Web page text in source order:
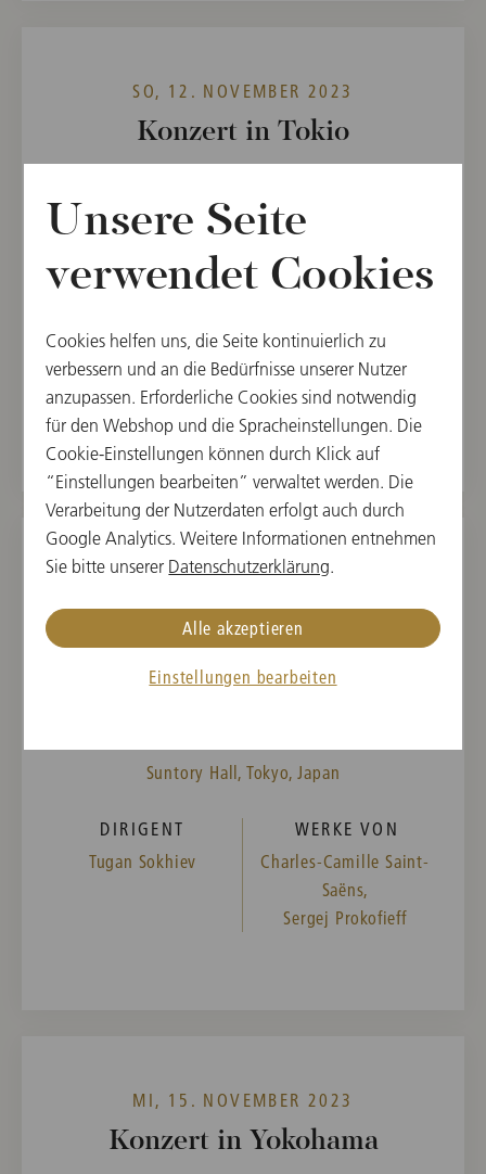
SO, 12. NOVEMBER 2023
Konzert in Tokio
2023
Suntory Hall, Tokyo, Japan
DIRIGENT
Tugan Sokhiev
WERKE VON
Richard Strauss,
Johannes Brahms
DI, 14. NOVEMBER 2023
Konzert in Tokio
WIENER PHILHARMONIKER WEEK IN JAPAN
2023
Suntory Hall, Tokyo, Japan
DIRIGENT
Tugan Sokhiev
WERKE VON
Charles-Camille Saint-
Saëns,
Sergej Prokofieff
MI, 15. NOVEMBER 2023
Konzert in Yokohama
Unsere Seite
verwendet Cookies
Cookies helfen uns, die Seite kontinuierlich zu
verbessern und an die Bedürfnisse unserer Nutzer
anzupassen. Erforderliche Cookies sind notwendig
für den Webshop und die Spracheinstellungen. Die
Cookie-Einstellungen können durch Klick auf
“Einstellungen bearbeiten” verwaltet werden. Die
Verarbeitung der Nutzerdaten erfolgt auch durch
Google Analytics. Weitere Informationen entnehmen
Sie bitte unserer Datenschutzerklärung.
Einstellungen bearbeiten
Alle akzeptieren